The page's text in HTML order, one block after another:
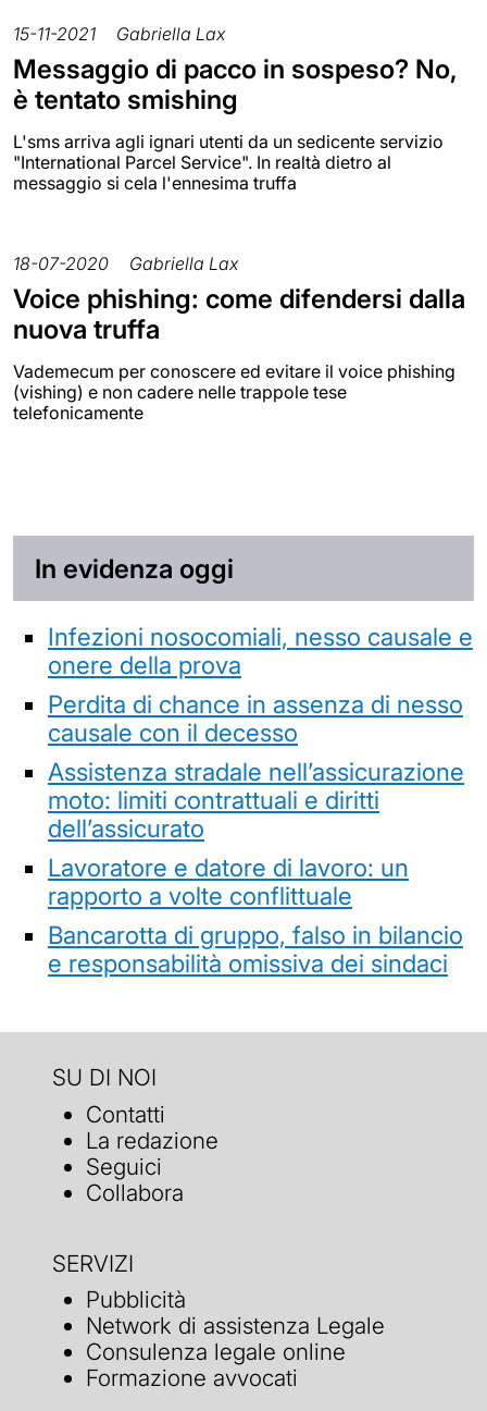
15-11-2021 Gabriella Lax
Messaggio di pacco in sospeso? No,
è tentato smishing
L'sms arriva agli ignari utenti da un sedicente servizio
"International Parcel Service". In realtà dietro al
messaggio si cela l'ennesima truffa
18-07-2020 Gabriella Lax
Voice phishing: come difendersi dalla
nuova truffa
Vademecum per conoscere ed evitare il voice phishing
(vishing) e non cadere nelle trappole tese
telefonicamente
In evidenza oggi
Infezioni nosocomiali, nesso causale e
onere della prova
Perdita di chance in assenza di nesso
causale con il decesso
Assistenza stradale nell’assicurazione
moto: limiti contrattuali e diritti
dell’assicurato
Lavoratore e datore di lavoro: un
rapporto a volte conflittuale
Bancarotta di gruppo, falso in bilancio
e responsabilità omissiva dei sindaci
SU DI NOI
Contatti
La redazione
Seguici
Collabora
SERVIZI
Pubblicità
Network di assistenza Legale
Consulenza legale online
Formazione avvocati